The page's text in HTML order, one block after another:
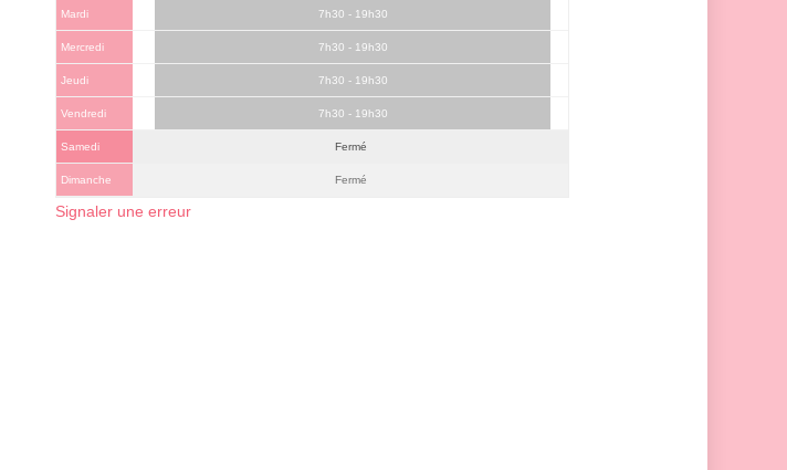
Mardi 7h30 - 19h30
Mercredi 7h30 - 19h30
Jeudi 7h30 - 19h30
Vendredi 7h30 - 19h30
Samedi Fermé
Dimanche Fermé
Signaler une erreur